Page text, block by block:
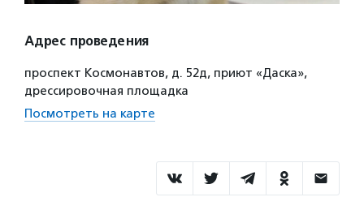
Адрес проведения
проспект Космонавтов, д. 52д, приют «Даска»,
дрессировочная площадка
Посмотреть на карте